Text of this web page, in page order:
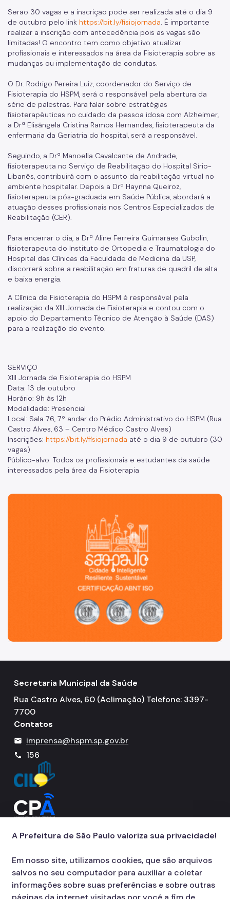
Programa de Qualidade
Notícias
Serão 30 vagas e a inscrição pode ser realizada até o dia 9
de outubro pelo link https://bit.ly/fisiojornada. É importante
realizar a inscrição com antecedência pois as vagas são
limitadas! O encontro tem como objetivo atualizar
profissionais e interessados na área da Fisioterapia sobre as
mudanças ou implementação de condutas.
O Dr. Rodrigo Pereira Luiz, coordenador do Serviço de
Fisioterapia do HSPM, será o responsável pela abertura da
série de palestras. Para falar sobre estratégias
fisioterapêuticas no cuidado da pessoa idosa com Alzheimer,
a Drª Elisângela Cristina Ramos Hernandes, fisioterapeuta da
enfermaria da Geriatria do hospital, será a responsável.
Seguindo, a Drª Manoella Cavalcante de Andrade,
fisioterapeuta no Serviço de Reabilitação do Hospital Sírio-
Libanês, contribuirá com o assunto da reabilitação virtual no
ambiente hospitalar. Depois a Drª Haynna Queiroz,
fisioterapeuta pós-graduada em Saúde Pública, abordará a
atuação desses profissionais nos Centros Especializados de
Reabilitação (CER).
Para encerrar o dia, a Drª Aline Ferreira Guimarães Gubolin,
fisioterapeuta do Instituto de Ortopedia e Traumatologia do
Hospital das Clínicas da Faculdade de Medicina da USP,
discorrerá sobre a reabilitação em fraturas de quadril de alta
e baixa energia.
A Clínica de Fisioterapia do HSPM é responsável pela
realização da XIII Jornada de Fisioterapia e contou com o
apoio do Departamento Técnico de Atenção à Saúde (DAS)
para a realização do evento.
SERVIÇO
XIII Jornada de Fisioterapia do HSPM
Data: 13 de outubro
Horário: 9h às 12h
Modalidade: Presencial
Local: Sala 76, 7º andar do Prédio Administrativo do HSPM (Rua
Castro Alves, 63 – Centro Médico Castro Alves)
Inscrições: https://bit.ly/fisiojornada até o dia 9 de outubro (30
vagas)
Público-alvo: Todos os profissionais e estudantes da saúde
interessados pela área da Fisioterapia
São Paulo, cidade inteligente, resiliente e sustentável
Secretaria Municipal da Saúde
Rua Castro Alves, 60 (Aclimação) Telefone: 3397-
7700
Contatos
mail imprensa@hspm.sp.gov.br
call 156
A Prefeitura de São Paulo valoriza sua privacidade!
Em nosso site, utilizamos cookies, que são arquivos
salvos no seu computador para auxiliar a coletar
informações sobre suas preferências e sobre outras